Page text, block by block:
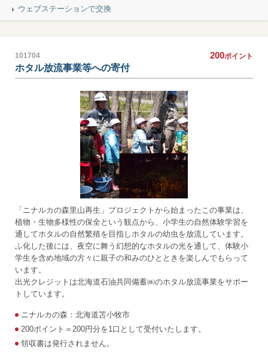
ウェブステーションで交換
101704 200ポイント
ホタル放流事業等への寄付
「ニナルカの森里山再生」プロジェクトから始まったこの事業は、
植物・生物多様性の保全という観点から、小学生の自然体験学習を
通してホタルの自然繁殖を目指しホタルの幼虫を放流しています。
ふ化した後には、夜空に舞う幻想的なホタルの光を通して、体験小
学生を含め地域の方々に親子の和みのひとときを楽しんでもらって
います。
出光クレジットは北海道石油共同備蓄㈱のホタル放流事業をサポー
トしています。
ニナルカの森：北海道苫小牧市
200ポイント＝200円分を1口として受付いたします。
領収書は発行されません。